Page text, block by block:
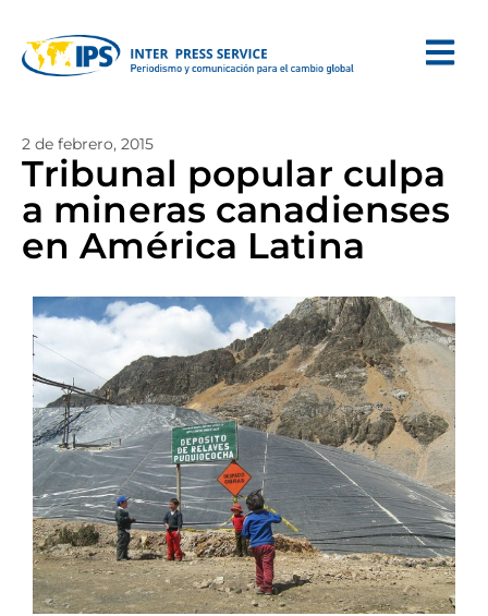
2 de febrero, 2015
Tribunal popular culpa
a mineras canadienses
en América Latina